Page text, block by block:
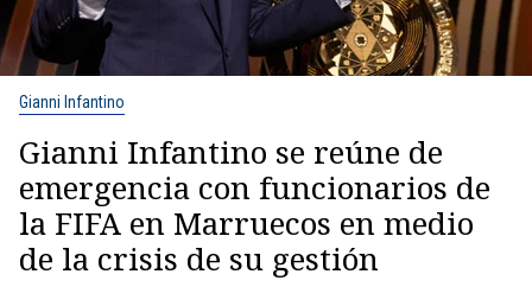
Gianni Infantino
Gianni Infantino se reúne de
emergencia con funcionarios de
la FIFA en Marruecos en medio
de la crisis de su gestión